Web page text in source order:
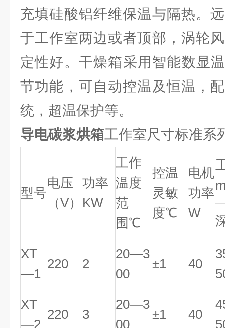
充填硅酸铝纤维保温与隔热。
于工作室两边或者顶部，涡轮
定性好。干燥箱采用智能数显
节功能，可自动控温及恒温，
统，超温保护等。
导电碳浆烘箱工作室尺寸标准系
型号
电压
（V）
功率
KW
工作
温度
范
围℃
控温
灵敏
度℃
电机
功率
W
XT
—1
220 2
20—3
00
±1 40
XT
—2
220 3
20—3
00
±1 40